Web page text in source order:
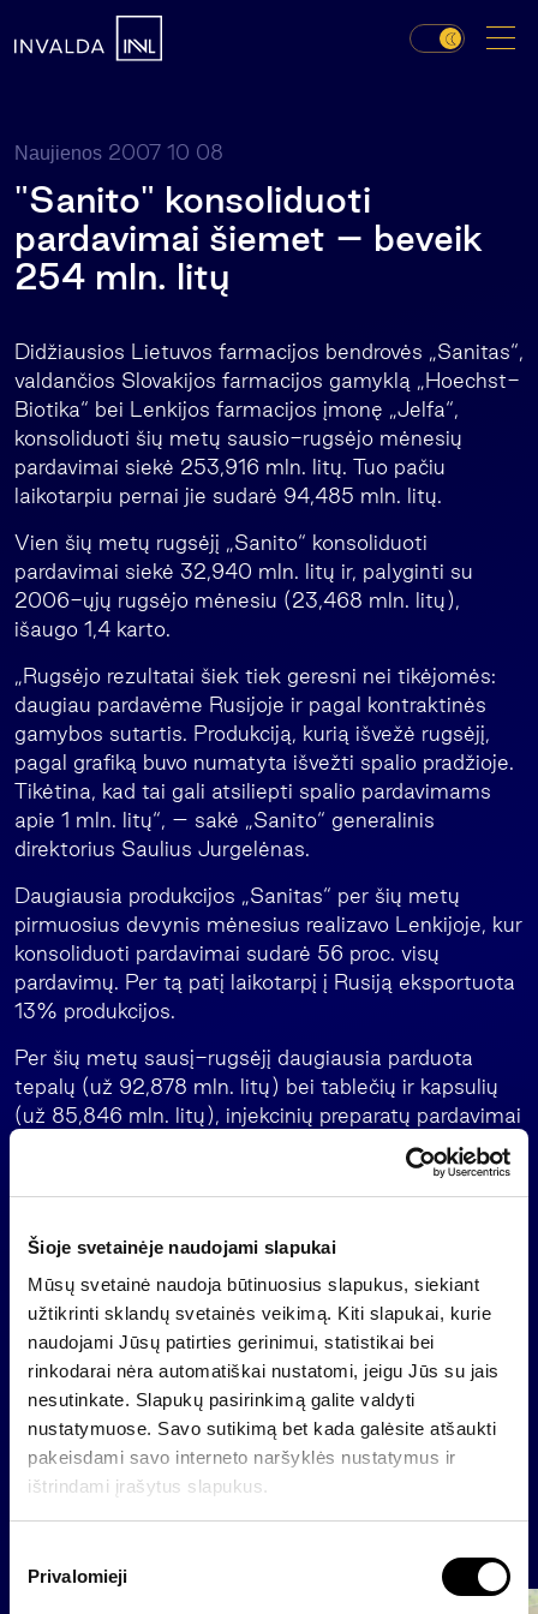
Šioje svetainėje naudojami slapukai
Mūsų svetainė naudoja būtinuosius slapukus, siekiant
užtikrinti sklandų svetainės veikimą. Kiti slapukai, kurie
naudojami Jūsų patirties gerinimui, statistikai bei
rinkodarai nėra automatiškai nustatomi, jeigu Jūs su jais
nesutinkate. Slapukų pasirinkimą galite valdyti
nustatymuose. Savo sutikimą bet kada galėsite atšaukti
pakeisdami savo interneto naršyklės nustatymus ir
ištrindami įrašytus slapukus.
Privalomieji
Naujienos 2007 10 08
"Sanito" konsoliduoti
pardavimai šiemet – beveik
254 mln. litų
Didžiausios Lietuvos farmacijos bendrovės „Sanitas“,
valdančios Slovakijos farmacijos gamyklą „Hoechst-
Biotika“ bei Lenkijos farmacijos įmonę „Jelfa“,
konsoliduoti šių metų sausio-rugsėjo mėnesių
pardavimai siekė 253,916 mln. litų. Tuo pačiu
laikotarpiu pernai jie sudarė 94,485 mln. litų.
Vien šių metų rugsėjį „Sanito“ konsoliduoti
pardavimai siekė 32,940 mln. litų ir, palyginti su
2006-ųjų rugsėjo mėnesiu (23,468 mln. litų),
išaugo 1,4 karto.
„Rugsėjo rezultatai šiek tiek geresni nei tikėjomės:
daugiau pardavėme Rusijoje ir pagal kontraktinės
gamybos sutartis. Produkciją, kurią išvežė rugsėjį,
pagal grafiką buvo numatyta išvežti spalio pradžioje.
Tikėtina, kad tai gali atsiliepti spalio pardavimams
apie 1 mln. litų“, – sakė „Sanito“ generalinis
direktorius Saulius Jurgelėnas.
Daugiausia produkcijos „Sanitas“ per šių metų
pirmuosius devynis mėnesius realizavo Lenkijoje, kur
konsoliduoti pardavimai sudarė 56 proc. visų
pardavimų. Per tą patį laikotarpį į Rusiją eksportuota
13% produkcijos.
Per šių metų sausį-rugsėjį daugiausia parduota
tepalų (už 92,878 mln. litų) bei tablečių ir kapsulių
(už 85,846 mln. litų), injekcinių preparatų pardavimai
„Sanitas“ per šiuos metus planuoja uždirbti 34,3
mokesčius, amortizaciją ir nusidėvėjimą (EBITDA),
tikimasi, sieks 105,8 mln. litų. Per 2007 metus
„Sanito“ pardavimus tikimasi augsiant iki 350 mln.
litų.
Atgal